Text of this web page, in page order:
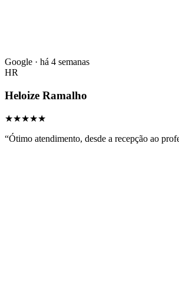
Google · há 4 semanas
HR
Heloize Ramalho
★★★★★
“Ótimo atendimento, desde a recepção ao